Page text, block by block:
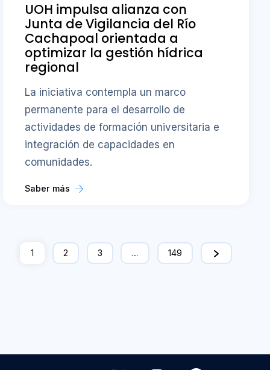
UOH impulsa alianza con
Junta de Vigilancia del Río
Cachapoal orientada a
optimizar la gestión hídrica
regional
La iniciativa contempla un marco
permanente para el desarrollo de
actividades de formación universitaria e
integración de capacidades en
comunidades.
Saber más
1 2 3 … 149